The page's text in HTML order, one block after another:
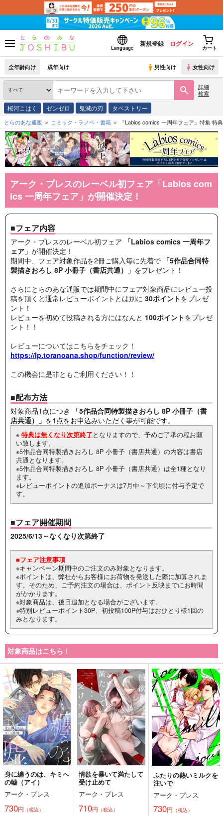
Language
新規登録 ログイン
カート
全年齢向け 成年向け 男性向け 女性向け
詳細
検索
桜河こはく ゼンゼロ 鬼滅の刃 タペストリー
とらのあな通販 コミック・ラノベ・書籍 『Labios comics 一周年フェア』特集 特
アーク・プレスのレーベル初フェア「Labios com
ics 一周年フェア」が開催決定！
■フェア内容
アーク・プレスのレーベル初フェア
「Labios comics 一周年フ
ェア」 が開催決定！
期間中、フェア対象作品を2冊ご購入毎に先着で 「5作品合同特
製描きおろし 8P 小冊子（書店共通）」 をプレゼント！
さらにとらのあな通販では期間中にフェア対象商品にレビュー投
稿を頂くと通常レビューポイントとは別に 30ポイントをプレゼ
ント！
レビューを初めて投稿される方にはなんと 100ポイントをプレゼ
ント！！
レビューについてはこちらをチェック！
https://lp.toranoana.shop/function/review/
この機会に是非ともご利用ください！！
■配布方法
対象商品1点につき
「5作品合同特製描きおろし 8P 小冊子（書
店共通）」 を1点をお申込みいただく事が可能です。
※ 特典は無くなり次第終了となりますので、予めご了承の程お願
い致します。
※5作品合同特製描きおろし 8P 小冊子（書店共通）の内容は書店
共通となります。
※5作品合同特製描きおろし 8P 小冊子（書店共通）は全1種となり
ます。
※レビューポイントの追加ボーナスは7月中～下旬頃に付与予定で
す。
■フェア開催期間
2025/6/13～なくなり次第終了
■フェア注意事項
※キャンペーン期間中のご注文のみ対象となります。
※ポイントは、弊社からお客様にお荷物を発送した際に加算されま
す。そのため、ご予約注文の場合は、ポイント反映までにお時間
がかかります。
※対象商品は、後日追加となる場合がございます。
※特別レビューポイント30P、初投稿100P付与はおひとり様1回の
みとなります。
対象商品はこちら！
身に纏うのは、キミへ
の嘘（アイ）
アーク・プレス
730円 （税込）
情欲を暴いて満たして
受け止めて
アーク・プレス
710円 （税込）
ふたりの熱いミルクを
注いで
アーク・プレス
730円 （税込）